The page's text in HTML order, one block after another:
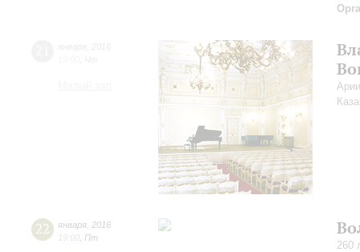
22 января 2016
19:00 Пт
260